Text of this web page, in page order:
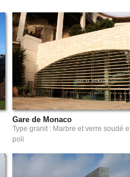
Gare de Monaco
Type granit : Marbre et verre soudé
poli